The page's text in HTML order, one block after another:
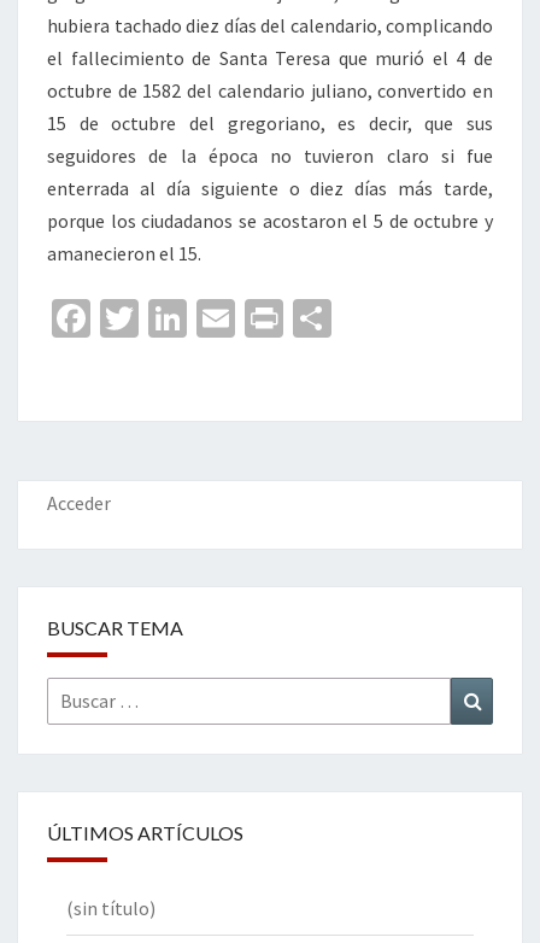
hubiera tachado diez días del calendario, complicando
el fallecimiento de Santa Teresa que murió el 4 de
octubre de 1582 del calendario juliano, convertido en
15 de octubre del gregoriano, es decir, que sus
seguidores de la época no tuvieron claro si fue
enterrada al día siguiente o diez días más tarde,
porque los ciudadanos se acostaron el 5 de octubre y
amanecieron el 15.
Fa
o
o
k
T
er
Li
dI
n
E
l
Pr
p
ar
Acceder
BUSCAR TEMA
Buscar
por:
ÚLTIMOS ARTÍCULOS
(sin título)